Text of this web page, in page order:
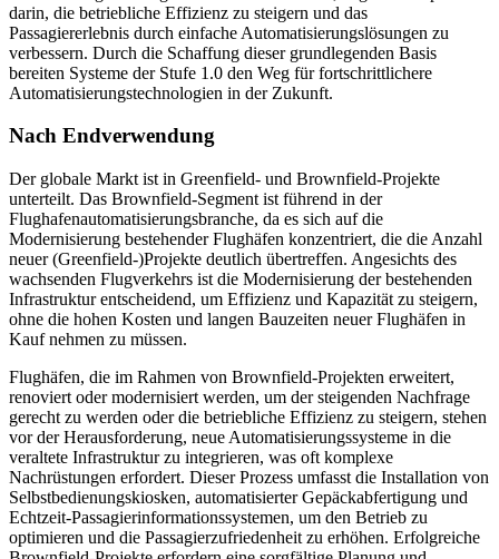
darin, die betriebliche Effizienz zu steigern und das
Passagiererlebnis durch einfache Automatisierungslösungen zu
verbessern. Durch die Schaffung dieser grundlegenden Basis
bereiten Systeme der Stufe 1.0 den Weg für fortschrittlichere
Automatisierungstechnologien in der Zukunft.
Nach Endverwendung
Der globale Markt ist in Greenfield- und Brownfield-Projekte
unterteilt. Das Brownfield-Segment ist führend in der
Flughafenautomatisierungsbranche, da es sich auf die
Modernisierung bestehender Flughäfen konzentriert, die die Anzahl
neuer (Greenfield-)Projekte deutlich übertreffen. Angesichts des
wachsenden Flugverkehrs ist die Modernisierung der bestehenden
Infrastruktur entscheidend, um Effizienz und Kapazität zu steigern,
ohne die hohen Kosten und langen Bauzeiten neuer Flughäfen in
Kauf nehmen zu müssen.
Flughäfen, die im Rahmen von Brownfield-Projekten erweitert,
renoviert oder modernisiert werden, um der steigenden Nachfrage
gerecht zu werden oder die betriebliche Effizienz zu steigern, stehen
vor der Herausforderung, neue Automatisierungssysteme in die
veraltete Infrastruktur zu integrieren, was oft komplexe
Nachrüstungen erfordert. Dieser Prozess umfasst die Installation von
Selbstbedienungskiosken, automatisierter Gepäckabfertigung und
Echtzeit-Passagierinformationssystemen, um den Betrieb zu
optimieren und die Passagierzufriedenheit zu erhöhen. Erfolgreiche